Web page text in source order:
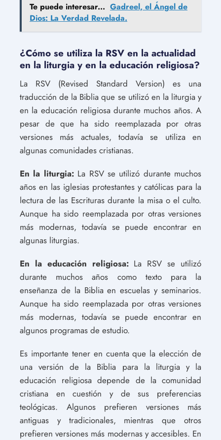
Te puede interesar... Gadreel, el Ángel de
Dios: La Verdad Revelada.
¿Cómo se utiliza la RSV en la actualidad
en la liturgia y en la educación religiosa?
La RSV (Revised Standard Version) es una
traducción de la Biblia que se utilizó en la liturgia y
en la educación religiosa durante muchos años. A
pesar de que ha sido reemplazada por otras
versiones más actuales, todavía se utiliza en
algunas comunidades cristianas.
En la liturgia:La RSV se utilizó durante muchos
años en las iglesias protestantes y católicas para la
lectura de las Escrituras durante la misa o el culto.
Aunque ha sido reemplazada por otras versiones
más modernas, todavía se puede encontrar en
algunas liturgias.
En la educación religiosa:La RSV se utilizó
durante muchos años como texto para la
enseñanza de la Biblia en escuelas y seminarios.
Aunque ha sido reemplazada por otras versiones
más modernas, todavía se puede encontrar en
algunos programas de estudio.
Es importante tener en cuenta que la elección de
una versión de la Biblia para la liturgia y la
educación religiosa depende de la comunidad
cristiana en cuestión y de sus preferencias
teológicas. Algunos prefieren versiones más
antiguas y tradicionales, mientras que otros
prefieren versiones más modernas y accesibles. En